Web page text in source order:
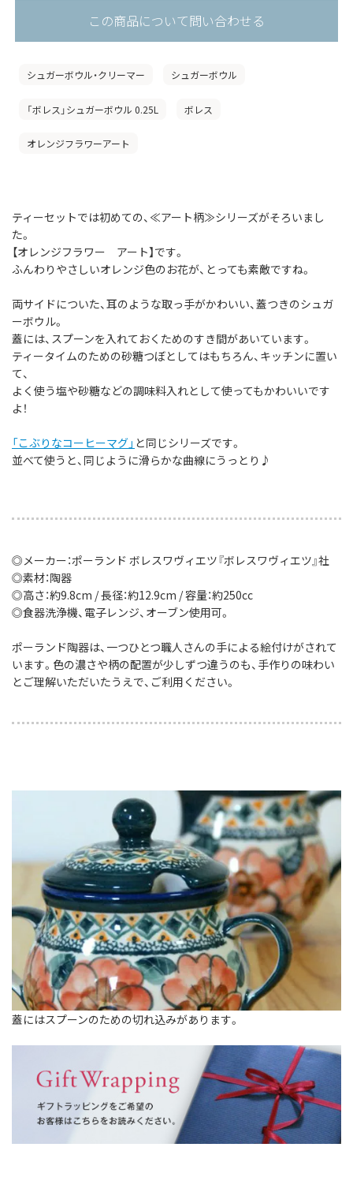
この商品について問い合わせる
シュガーボウル・クリーマー シュガーボウル
「ボレス」シュガーボウル 0.25L ボレス
オレンジフラワーアート
ティーセットでは初めての、≪アート柄≫シリーズがそろいまし
た。
【オレンジフラワー アート】です。
ふんわりやさしいオレンジ色のお花が、とっても素敵ですね。
両サイドについた、耳のような取っ手がかわいい、蓋つきのシュガ
ーボウル。
蓋には、スプーンを入れておくためのすき間があいています。
ティータイムのための砂糖つぼとしてはもちろん、キッチンに置い
て、
よく使う塩や砂糖などの調味料入れとして使ってもかわいいです
よ！
「こぶりなコーヒーマグ」 と同じシリーズです。
並べて使うと、同じように滑らかな曲線にうっとり♪
◎メーカー：ポーランド ボレスワヴィエツ『ボレスワヴィエツ』社
◎素材：陶器
◎高さ：約9.8cm / 長径：約12.9cm / 容量：約250cc
◎食器洗浄機、電子レンジ、オーブン使用可。
ポーランド陶器は、一つひとつ職人さんの手による絵付けがされて
います。色の濃さや柄の配置が少しずつ違うのも、手作りの味わい
とご理解いただいたうえで、ご利用ください。
蓋にはスプーンのための切れ込みがあります。